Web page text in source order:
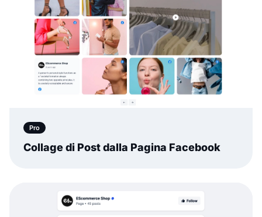
Pro
Collage di Post dalla Pagina Facebook